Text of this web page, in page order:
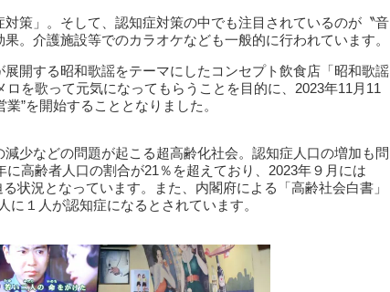
策」。そして、認知症対策の中でも注目されているのが〝⾳
。介護施設等でのカラオケなども⼀般的に⾏われています。
開する昭和歌謡をテーマにしたコンセプト飲⾷店「昭和歌謡
を歌って元気になってもらうことを目的に、2023年11⽉11
”を開始することとなりました。
少などの問題が起こる超高齢化社会。認知症⼈⼝の増加も問
⾼齢者⼈⼝の割合が21％を超えており、2023年９⽉には
状況となっています。また、内閣府による「⾼齢社会⽩書」
に１⼈が認知症になるとされています。